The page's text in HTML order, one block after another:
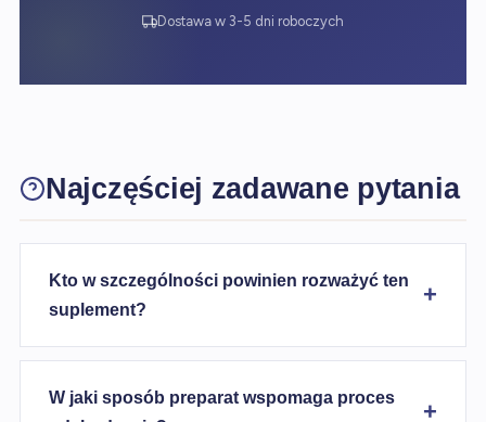
Dostawa w 3-5 dni roboczych
Najczęściej zadawane pytania
Kto w szczególności powinien rozważyć ten
suplement?
W jaki sposób preparat wspomaga proces